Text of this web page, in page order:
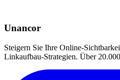
Unancor
Steigern Sie Ihre Online-
Linkaufbau-Strategien. Über